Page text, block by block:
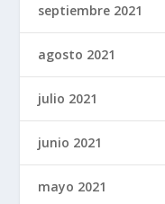
septiembre 2021
agosto 2021
julio 2021
junio 2021
mayo 2021